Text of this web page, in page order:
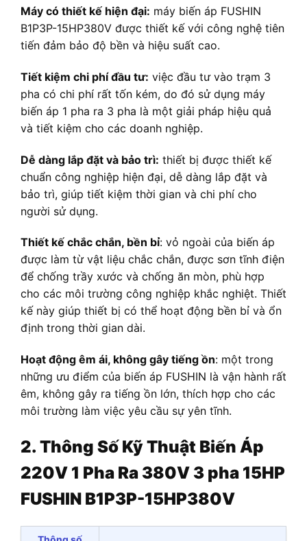
Máy có thiết kế hiện đại: máy biến áp FUSHIN
B1P3P-15HP380V được thiết kế với công nghệ tiên
tiến đảm bảo độ bền và hiệu suất cao.
Tiết kiệm chi phí đầu tư: việc đầu tư vào trạm 3
pha có chi phí rất tốn kém, do đó sử dụng máy
biến áp 1 pha ra 3 pha là một giải pháp hiệu quả
và tiết kiệm cho các doanh nghiệp.
Dễ dàng lắp đặt và bảo trì: thiết bị được thiết kế
chuẩn công nghiệp hiện đại, dễ dàng lắp đặt và
bảo trì, giúp tiết kiệm thời gian và chi phí cho
người sử dụng.
Thiết kế chắc chắn, bền bỉ: vỏ ngoài của biến áp
được làm từ vật liệu chắc chắn, được sơn tĩnh điện
để chống trầy xước và chống ăn mòn, phù hợp
cho các môi trường công nghiệp khắc nghiệt. Thiết
kế này giúp thiết bị có thể hoạt động bền bỉ và ổn
định trong thời gian dài.
Hoạt động êm ái, không gây tiếng ồn: một trong
những ưu điểm của biến áp FUSHIN là vận hành rất
êm, không gây ra tiếng ồn lớn, thích hợp cho các
môi trường làm việc yêu cầu sự yên tĩnh.
2. Thông Số Kỹ Thuật Biến Áp
220V 1 Pha Ra 380V 3 pha 15HP
FUSHIN B1P3P-15HP380V